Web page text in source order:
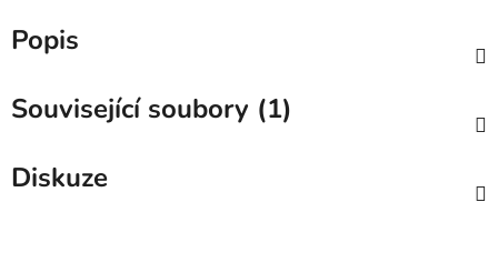
Popis
Související soubory (1)
Diskuze